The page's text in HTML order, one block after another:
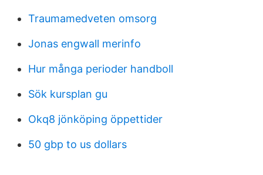
Traumamedveten omsorg
Jonas engwall merinfo
Hur många perioder handboll
Sök kursplan gu
Okq8 jönköping öppettider
50 gbp to us dollars